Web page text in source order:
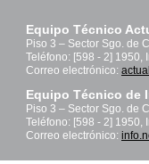
Equipo Técnico
Piso 3 – Sector Sgo. de
Teléfono: [598 - 2] 1950,
Correo electrónico:
Equipo Técnico de
Piso 3 – Sector Sgo. de
Teléfono: [598 - 2] 1950,
Correo electrónico: